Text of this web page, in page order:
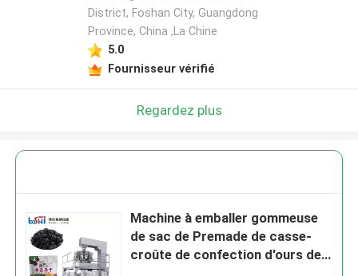
District, Foshan City, Guangdong
Province, China ,La Chine
5.0
Fournisseur vérifié
Regardez plus
Machine à emballer gommeuse
de sac de Premade de casse-
croûte de confection d'ours de